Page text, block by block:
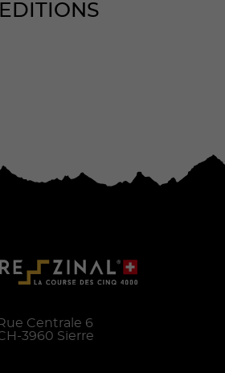
EDITIONS
Rue Centrale 6
3960 Sierre